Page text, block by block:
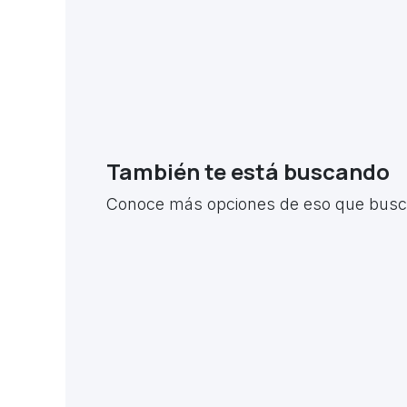
También te está buscando
Conoce más opciones de eso que